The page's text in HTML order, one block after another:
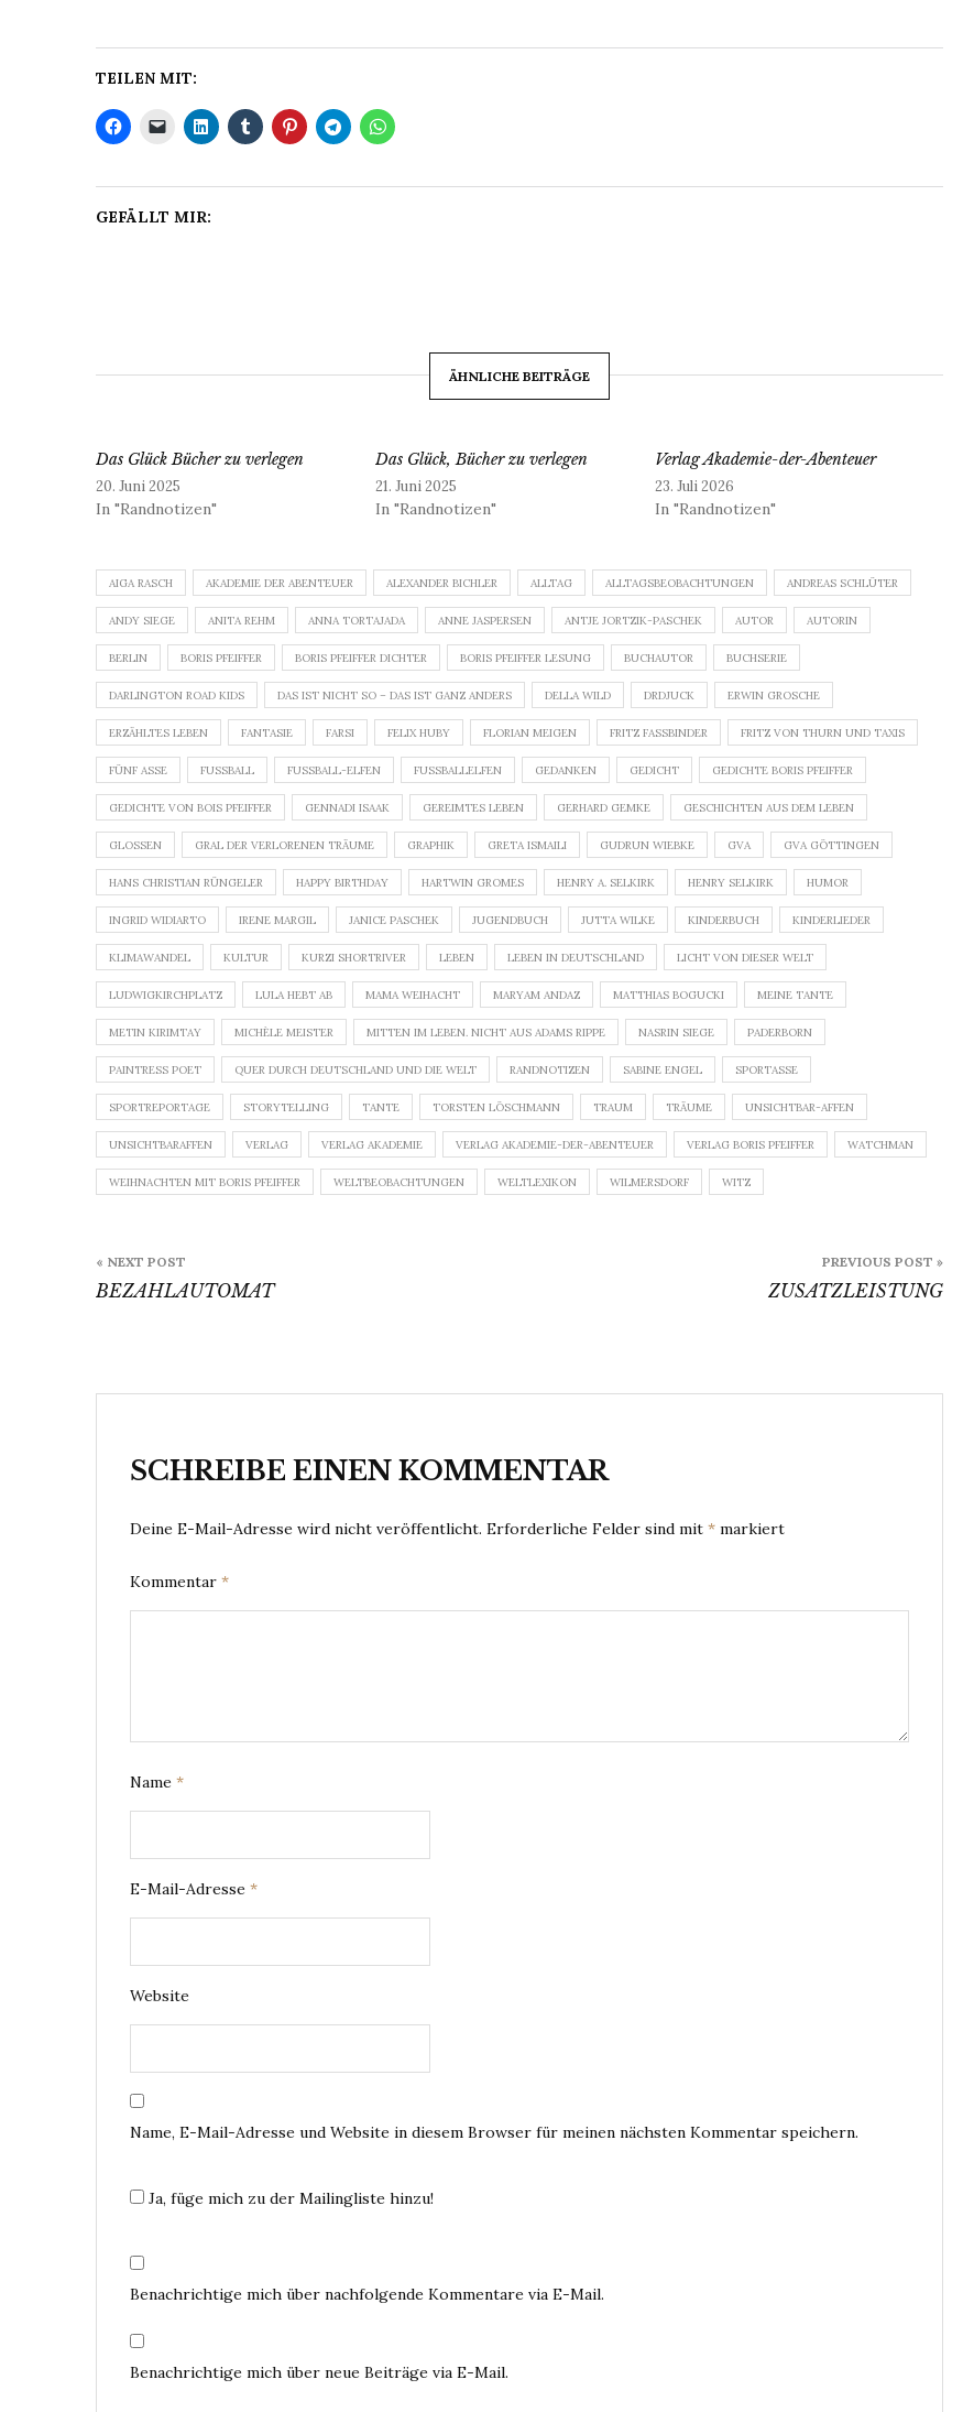
TEILEN MIT:
GEFÄLLT MIR:
ÄHNLICHE BEITRÄGE
Das Glück Bücher zu verlegen
20. Juni 2025
In "Randnotizen"
Das Glück, Bücher zu verlegen
21. Juni 2025
In "Randnotizen"
Verlag Akademie-der-Abenteuer
23. Juli 2026
In "Randnotizen"
AIGA RASCH AKADEMIE DER ABENTEUER ALEXANDER BICHLER ALLTAG ALLTAGSBEOBACHTUNGEN ANDREAS SCHLÜTER
ANDY SIEGE ANITA REHM ANNA TORTAJADA ANNE JASPERSEN ANTJE JORTZIK-PASCHEK AUTOR AUTORIN
BERLIN BORIS PFEIFFER BORIS PFEIFFER DICHTER BORIS PFEIFFER LESUNG BUCHAUTOR BUCHSERIE
DARLINGTON ROAD KIDS DAS IST NICHT SO – DAS IST GANZ ANDERS DELLA WILD DRDJUCK ERWIN GROSCHE
ERZÄHLTES LEBEN FANTASIE FARSI FELIX HUBY FLORIAN MEIGEN FRITZ FASSBINDER FRITZ VON THURN UND TAXIS
FÜNF ASSE FUSSBALL FUSSBALL-ELFEN FUSSBALLELFEN GEDANKEN GEDICHT GEDICHTE BORIS PFEIFFER
GEDICHTE VON BOIS PFEIFFER GENNADI ISAAK GEREIMTES LEBEN GERHARD GEMKE GESCHICHTEN AUS DEM LEBEN
GLOSSEN GRAL DER VERLORENEN TRÄUME GRAPHIK GRETA ISMAILI GUDRUN WIEBKE GVA GVA GÖTTINGEN
HANS CHRISTIAN RÜNGELER HAPPY BIRTHDAY HARTWIN GROMES HENRY A. SELKIRK HENRY SELKIRK HUMOR
INGRID WIDIARTO IRENE MARGIL JANICE PASCHEK JUGENDBUCH JUTTA WILKE KINDERBUCH KINDERLIEDER
KLIMAWANDEL KULTUR KURZI SHORTRIVER LEBEN LEBEN IN DEUTSCHLAND LICHT VON DIESER WELT
LUDWIGKIRCHPLATZ LULA HEBT AB MAMA WEIHACHT MARYAM ANDAZ MATTHIAS BOGUCKI MEINE TANTE
METIN KIRIMTAY MICHÈLE MEISTER MITTEN IM LEBEN. NICHT AUS ADAMS RIPPE NASRIN SIEGE PADERBORN
PAINTRESS POET QUER DURCH DEUTSCHLAND UND DIE WELT RANDNOTIZEN SABINE ENGEL SPORTASSE
SPORTREPORTAGE STORYTELLING TANTE TORSTEN LÖSCHMANN TRAUM TRÄUME UNSICHTBAR-AFFEN
UNSICHTBARAFFEN VERLAG VERLAG AKADEMIE VERLAG AKADEMIE-DER-ABENTEUER VERLAG BORIS PFEIFFER WATCHMAN
WEIHNACHTEN MIT BORIS PFEIFFER WELTBEOBACHTUNGEN WELTLEXIKON WILMERSDORF WITZ
PREVIOUS POST »
ZUSATZLEISTUNG
« NEXT POST
BEZAHLAUTOMAT
SCHREIBE EINEN KOMMENTAR
Deine E-Mail-Adresse wird nicht veröffentlicht. Erforderliche Felder sind mit * markiert
Kommentar *
Name *
E-Mail-Adresse *
Website
Name, E-Mail-Adresse und Website in diesem Browser für meinen nächsten Kommentar speichern.
Ja, füge mich zu der Mailingliste hinzu!
Benachrichtige mich über nachfolgende Kommentare via E-Mail.
Benachrichtige mich über neue Beiträge via E-Mail.